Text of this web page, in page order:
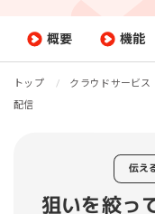
概要 機能
トップ クラウドサービス
配信
伝え
狙いを絞っ